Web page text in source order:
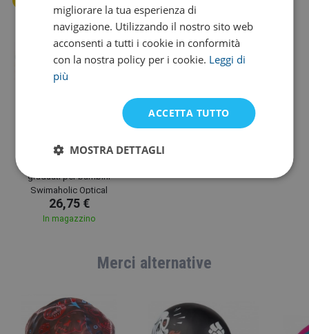
-1.5
Swimaholic
graduati per bambini
Swimaholic Optical
Swimming Goggles Junior
26,75 €
In magazzino
Merci alternative
migliorare la tua esperienza di
navigazione. Utilizzando il nostro sito web
acconsenti a tutti i cookie in conformità
con la nostra policy per i cookie. Leggi di
più
ACCETTA TUTTO
MOSTRA DETTAGLI